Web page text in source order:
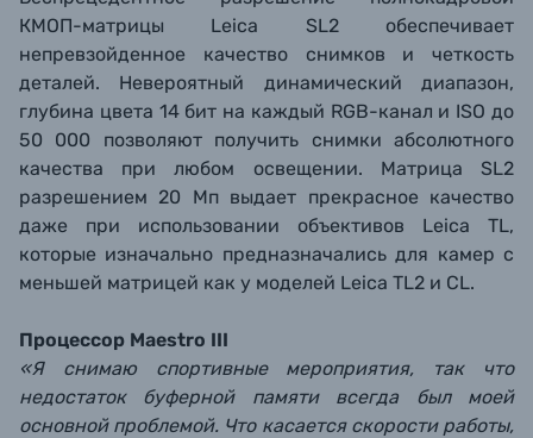
КМОП-матрицы Leica SL2 обеспечивает
непревзойденное качество снимков и четкость
деталей. Невероятный динамический диапазон,
глубина цвета 14 бит на каждый RGB-канал и ISO до
50 000 позволяют получить снимки абсолютного
качества при любом освещении. Матрица SL2
разрешением 20 Мп выдает прекрасное качество
даже при использовании объективов Leica TL,
которые изначально предназначались для камер с
меньшей матрицей как у моделей Leica TL2 и CL.
Процессор Maestro III
«Я снимаю спортивные мероприятия, так что
недостаток буферной памяти всегда был моей
основной проблемой. Что касается скорости работы,